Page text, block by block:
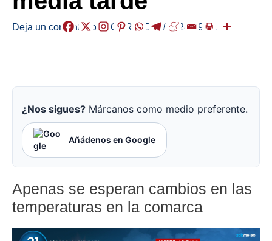
Deja un comentario /EGURALDIA/ 2024-09-21
¿Nos sigues? Márcanos como medio preferente.
Añádenos en Google
Apenas se esperan cambios en las
temperaturas en la comarca